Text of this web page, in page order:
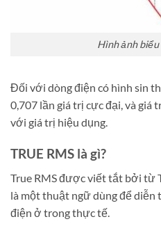
Hình ảnh biểu
Đối với dòng điện có hình sin
0,707 lần giá trị cực đại, và giá
với giá trị hiệu dụng.
TRUE RMS là gì?
True RMS được viết tắt bởi từ
là một thuật ngữ dùng để diễn
điện ở trong thực tế.